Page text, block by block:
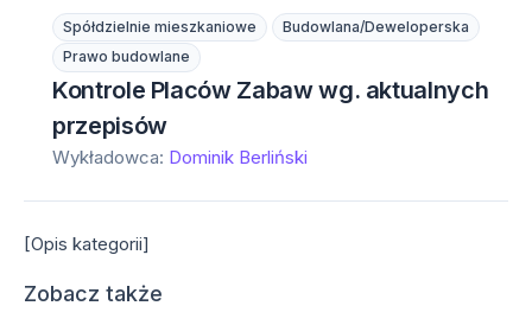
Spółdzielnie mieszkaniowe
Budowlana/Deweloperska
Prawo budowlane
Kontrole Placów Zabaw wg. aktualnych
przepisów
Wykładowca: Dominik Berliński
[Opis kategorii]
Zobacz także